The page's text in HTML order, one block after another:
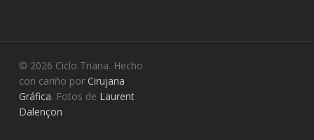
© 2026 Ciclo Triana. Hecho
con cariño por Cirujana
Gráfica. Fotos de Laurent
Dalençon